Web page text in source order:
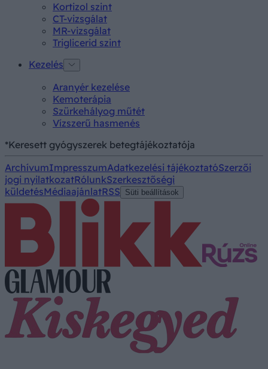
Kortizol szint
CT-vizsgálat
MR-vizsgálat
Triglicerid szint
Kezelés
Aranyér kezelése
Kemoterápia
Szürkehályog műtét
Vízszerű hasmenés
*Keresett gyógyszerek betegtájékoztatója
ArchívumImpresszumAdatkezelési tájékoztatóSzerzői
jogi nyilatkozatRólunkSzerkesztőségi
küldetésMédiaajánlatRSS Süti beállítások